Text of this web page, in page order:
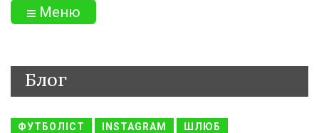
Меню
Блог
ФУТБОЛІСТ INSTAGRAM ШЛЮБ